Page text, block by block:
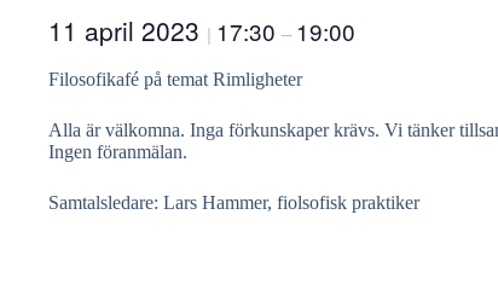
11 april 2023 | 17:30 – 19:00
Filosofikafé på temat Rimligheter
Alla är välkomna. Inga förkunskaper krävs. Vi tänker
Ingen föranmälan.
Samtalsledare: Lars Hammer, fiolsofisk praktiker